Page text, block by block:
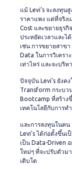
แม้ Levi’s จะลงทุน
ราคาแพง แต่ที่จริง
Cost และขยายธุรกิ
ประหยัดเวลาและไ
เช่น การขยายสาขา
Data ในการวิเคร
เท่าไหร่ และจะบริ
ปัจจุบัน Levi’s ยังค
Transform กระบว
Bootcamp ที่สร้าง
เทคโนโลยีกับการท
และการลงทุนในคน
Levi’s ได้ก่อตั้งขึ้นเ
เป็น Data-Driven
ใหม่ๆ ที่จะปรับตัวม
เติบโต